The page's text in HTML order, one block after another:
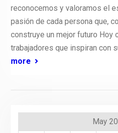
reconocemos y valoramos el
pasión de cada persona que,
construye un mejor futuro Hoy
trabajadores que inspiran con
more
May